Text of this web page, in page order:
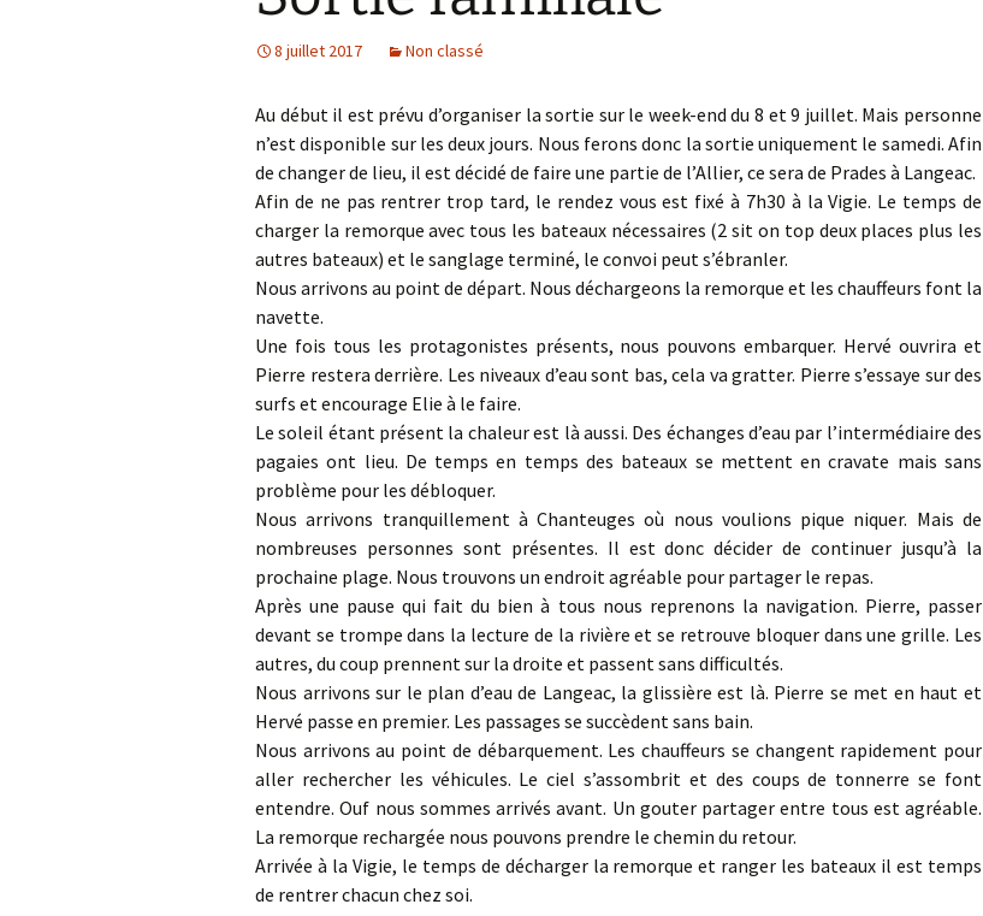
8 juillet 2017 Non classé
Au début il est prévu d’organiser la sortie sur le week-end du 8 et 9 juillet. Mais personne
n’est disponible sur les deux jours. Nous ferons donc la sortie uniquement le samedi. Afin
de changer de lieu, il est décidé de faire une partie de l’Allier, ce sera de Prades à Langeac.
Afin de ne pas rentrer trop tard, le rendez vous est fixé à 7h30 à la Vigie. Le temps de
charger la remorque avec tous les bateaux nécessaires (2 sit on top deux places plus les
autres bateaux) et le sanglage terminé, le convoi peut s’ébranler.
Nous arrivons au point de départ. Nous déchargeons la remorque et les chauffeurs font la
navette.
Une fois tous les protagonistes présents, nous pouvons embarquer. Hervé ouvrira et
Pierre restera derrière. Les niveaux d’eau sont bas, cela va gratter. Pierre s’essaye sur des
surfs et encourage Elie à le faire.
Le soleil étant présent la chaleur est là aussi. Des échanges d’eau par l’intermédiaire des
pagaies ont lieu. De temps en temps des bateaux se mettent en cravate mais sans
problème pour les débloquer.
Nous arrivons tranquillement à Chanteuges où nous voulions pique niquer. Mais de
nombreuses personnes sont présentes. Il est donc décider de continuer jusqu’à la
prochaine plage. Nous trouvons un endroit agréable pour partager le repas.
Après une pause qui fait du bien à tous nous reprenons la navigation. Pierre, passer
devant se trompe dans la lecture de la rivière et se retrouve bloquer dans une grille. Les
autres, du coup prennent sur la droite et passent sans difficultés.
Nous arrivons sur le plan d’eau de Langeac, la glissière est là. Pierre se met en haut et
Hervé passe en premier. Les passages se succèdent sans bain.
Nous arrivons au point de débarquement. Les chauffeurs se changent rapidement pour
aller rechercher les véhicules. Le ciel s’assombrit et des coups de tonnerre se font
entendre. Ouf nous sommes arrivés avant. Un gouter partager entre tous est agréable.
La remorque rechargée nous pouvons prendre le chemin du retour.
Arrivée à la Vigie, le temps de décharger la remorque et ranger les bateaux il est temps
de rentrer chacun chez soi.